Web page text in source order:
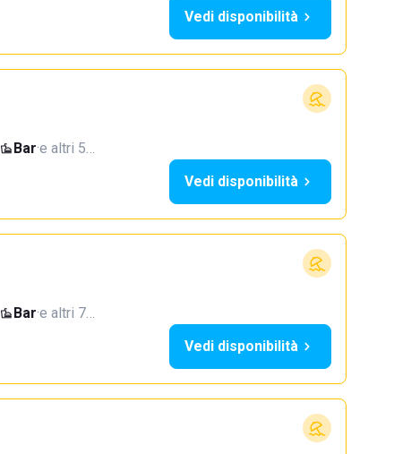
Vedi disponibilità
Bar·e altri 5…
Vedi disponibilità
Bar·e altri 7…
Vedi disponibilità